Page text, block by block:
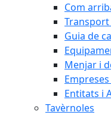
Com
Guia de
Menjar i
Entitats i
Tavèrnoles